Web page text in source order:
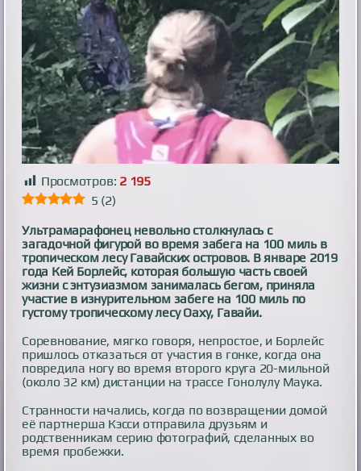
Просмотров: 2 195
5 (2)
Ультрамарафонец невольно столкнулась с
загадочной фигурой во время забега на 100 миль в
тропическом лесу Гавайских островов. В январе 2019
года Кей Борлейс, которая большую часть своей
жизни с энтузиазмом занималась бегом, приняла
участие в изнурительном забеге на 100 миль по
густому тропическому лесу Оаху, Гавайи.
Соревнование, мягко говоря, непростое, и Борлейс
пришлось отказаться от участия в гонке, когда она
повредила ногу во время второго круга 20-мильной
(около 32 км) дистанции на трассе Гонолулу Маука.
Странности начались, когда по возвращении домой
её партнерша Кэсси отправила друзьям и
родственникам серию фотографий, сделанных во
время пробежки.